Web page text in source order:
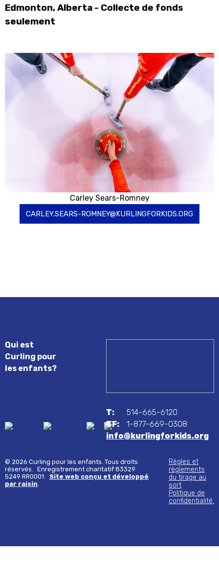
Edmonton, Alberta - Collecte de fonds
seulement
Carley Sears-Romney
CARLEY.SEARS-ROMNEY@KURLINGFORKIDS.ORG
Qui est
Curling pour
les enfants?
T:
514-665-6120
TF:
1-877-669-0308
info@kurlingforkids.org
© 2026 Curling pour les enfants. Tous droits
réservés. Enregistrement charitatif 83329
5249 RR0001. Site web conçu et développé
par raisin.
Règles et
règlements
du tirage au
sort
Politique de
confidentialité.